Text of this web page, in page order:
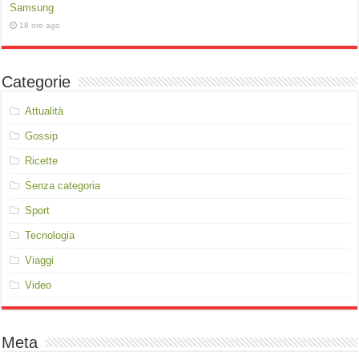
Samsung
18 ore ago
Categorie
Attualità
Gossip
Ricette
Senza categoria
Sport
Tecnologia
Viaggi
Video
Meta